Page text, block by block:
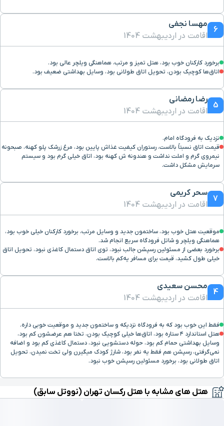
رستوران سیمرغ ۱ ساعت و ۱۲ دقیقه با خودرو (۶۰ کیلومتر و ۱۳۰ متر)
بزرگراه شیخ فضل
الله نوری
۱ ساعت و ۶ دقیقه با خودرو (۶۰ کیلومتر و ۱۷۸ متر)
نایب ساعی
بلوار مرزداران ۱ ساعت و ۱۲ دقیقه با خودرو (۶۰ کیلومتر و ۳۹۶ متر)
رستوران آنتروکوت۱ ساعت و ۹ دقیقه با خودرو (۶۰ کیلومتر و ۹۲۴ متر)
میدان آژانتین
سینما ایران
رستوران گیاهی
پیور
۱ ساعت و ۱۰ دقیقه با خودرو (۶۱ کیلومتر و ۱۴۶ متر)
سفره خانه سنتی
باغ صبا
۱ ساعت و ۹ دقیقه با خودرو (۶۱ کیلومتر و ۳۸۸ متر)
خیابان الوند ۱ ساعت و ۱۳ دقیقه با خودرو (۶۱ کیلومتر و ۴۱۷ متر)
6
مهسا نجفی
اقامت در اردیبهشت 1404
برخورد کارکنان خوب بود، هتل تمیز و مرتب، هماهنگی ویلچر عالی بود.
اتاق‌ها کوچیک بودن، تحویل اتاق طولانی بود، وسایل بهداشتی ضعیف بود.
5
رضا رمضانی
اقامت در اردیبهشت 1404
نزدیک به فرودگاه امام.
قیمت اتاق نسبتاً بالاست، رستوران کیفیت غذاش پایین بود، مرغ زرشک پلو کهنه، صبحونه
نیمروی گرم و املت نداشت و هندونه‌ ش کهنه بود، اتاق خیلی گرم بود و سیستم
سرمایش مشکل داشت.
7
سحر کریمی
اقامت در اردیبهشت 1404
موقعیت هتل خوب بود، ساختمون جدید و وسایل مرتب، برخورد کارکنان خیلی خوب بود،
هماهنگی ویلچر و شاتل فرودگاه سریع انجام شد.
برخورد بعضی از مسئولین رسپشن جالب نبود، توی اتاق دستمال کاغذی نبود، تحویل اتاق
خیلی طول کشید، قیمت برای مسافر یه‌کم بالاست.
4
محسن سعیدی
اقامت در اردیبهشت 1404
فقط این خوب بود که به فرودگاه نزدیکه و ساختمون جدید و موقعیت خوبی داره.
هتل استاندارد ۴ ستاره بود، اتاق‌ها خیلی کوچیک بودن، تختا هم عرضشون کم بود،
وسایل بهداشتی حمام کم بود، حوله دستشویی نبود، دستمال کاغذی کم بود و اضافه
نمی‌گرفتی، رسپشن هم فقط یه نفر بود، شارژ کودک میگیرن ولی تخت نمیدن، تحویل
اتاق طولانی بود، برخورد مسئولین رسپشن خوب نبود.
هتل های مشابه با هتل رکسان تهران (نووتل سابق)